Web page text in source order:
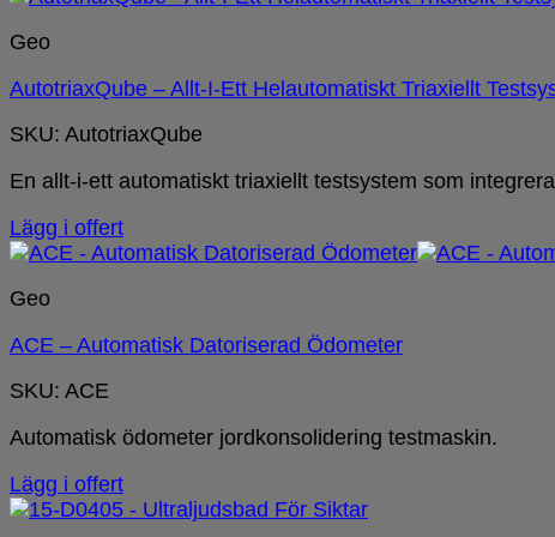
Geo
AutotriaxQube – Allt-I-Ett Helautomatiskt Triaxiellt
SKU: AutotriaxQube
En allt-i-ett automatiskt triaxiellt testsystem som
Lägg i offert
Geo
ACE – Automatisk Datoriserad Ödometer
SKU: ACE
Automatisk ödometer jordkonsolidering testmaskin.
Lägg i offert